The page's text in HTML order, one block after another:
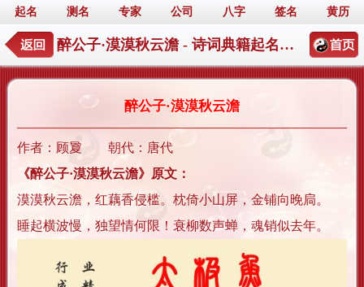
起名 测名 专家 公司 八字 签名 黄历
醉公子·漠漠秋云澹 - 诗词典籍起名详情
醉公子·漠漠秋云澹
作者：顾夐 朝代：唐代
《醉公子·漠漠秋云澹》原文：
漠漠秋云澹，红藕香侵槛。枕倚小山屏，金铺向晚扃。
睡起横波慢，独望情何限！衰柳数声蝉，魂销似去年。